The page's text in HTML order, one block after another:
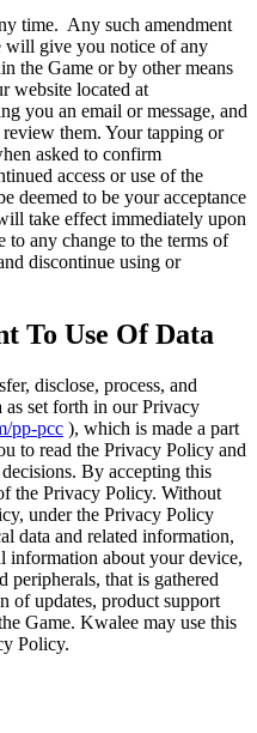
time. Any such amendment
give you notice of any
the Game or by other means
website located at
you an email or message, and
them. Your tapping or
asked to confirm
access or use of the
deemed to be your acceptance
take effect immediately upon
to any change to the terms of
discontinue using or
To Use Of Data
disclose, process, and
as set forth in our Privacy
pp-pcc ), which is made a part
to read the Privacy Policy and
By accepting this
the Privacy Policy. Without
under the Privacy Policy
data and related information,
information about your device,
peripherals, that is gathered
of updates, product support
Game. Kwalee may use this
Policy.